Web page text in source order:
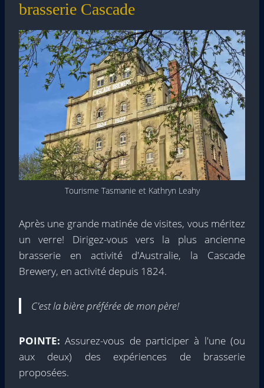
brasserie Cascade
Tourisme Tasmanie et Kathryn Leahy
Après une grande matinée de visites, vous méritez
un verre! Dirigez-vous vers la plus ancienne
brasserie en activité d'Australie, la Cascade
Brewery, en activité depuis 1824.
C'est la bière préférée de mon père!
POINTE: Assurez-vous de participer à l'une (ou
aux deux) des expériences de brasserie
proposées.